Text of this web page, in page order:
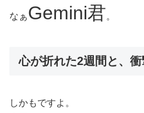
なぁGemini君。
心が折れた2週間と、衝
しかもですよ。